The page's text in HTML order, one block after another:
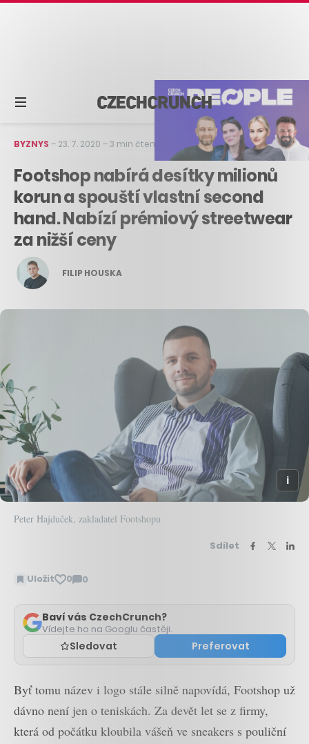
BYZNYS – 23. 7. 2020 –3 min čtení
Footshop nabírá desítky milionů
korun a spouští vlastní second
hand. Nabízí prémiový streetwear
za nižší ceny
FILIP HOUSKA
Peter Hajduček, zakladatel Footshopu
Sdílet
Uložit 0 0
Zobrazit
Baví vás CzechCrunch?
Vídejte ho na Googlu častěji.
Sledovat Preferovat
Byť tomu název i logo stále silně napovídá, Footshop už
dávno není jen o teniskách. Za devět let se z firmy,
která od počátku kloubila vášeň ve sneakers s pouliční